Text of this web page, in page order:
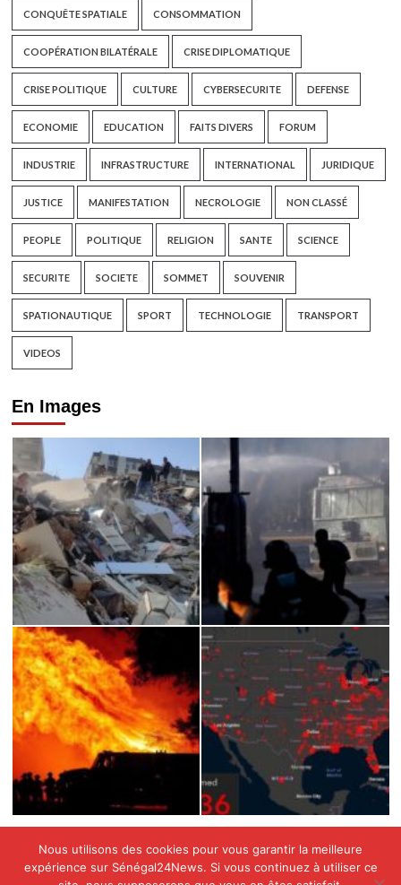
CONQUÊTE SPATIALE CONSOMMATION
COOPÉRATION BILATÉRALE CRISE DIPLOMATIQUE
CRISE POLITIQUE CULTURE CYBERSECURITE DEFENSE
ECONOMIE EDUCATION FAITS DIVERS FORUM
INDUSTRIE INFRASTRUCTURE INTERNATIONAL JURIDIQUE
JUSTICE MANIFESTATION NECROLOGIE NON CLASSÉ
PEOPLE POLITIQUE RELIGION SANTE SCIENCE
SECURITE SOCIETE SOMMET SOUVENIR
SPATIONAUTIQUE SPORT TECHNOLOGIE TRANSPORT
VIDEOS
En Images
Nous utilisons des cookies pour vous garantir la meilleure
expérience sur Sénégal24News. Si vous continuez à utiliser ce